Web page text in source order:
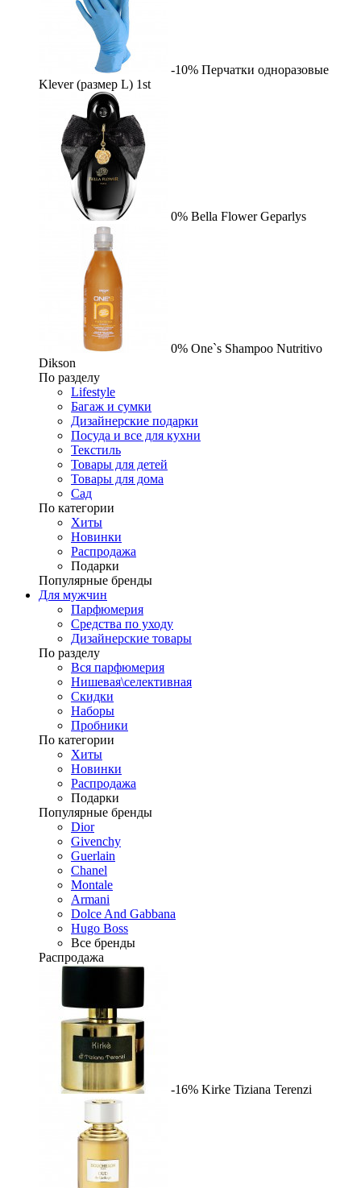
-10% Перчатки одноразовые
Klever (размер L) 1st
0% Bella Flower Geparlys
0% One`s Shampoo Nutritivo
Dikson
По разделу
Lifestyle
Багаж и сумки
Дизайнерские подарки
Посуда и все для кухни
Текстиль
Товары для детей
Товары для дома
Сад
По категории
Хиты
Новинки
Распродажа
Подарки
Популярные бренды
Для мужчин
Парфюмерия
Средства по уходу
Дизайнерские товары
По разделу
Вся парфюмерия
Нишевая\селективная
Скидки
Наборы
Пробники
По категории
Хиты
Новинки
Распродажа
Подарки
Популярные бренды
Dior
Givenchy
Guerlain
Chanel
Montale
Armani
Dolce And Gabbana
Hugo Boss
Все бренды
Распродажа
-16% Kirke Tiziana Terenzi